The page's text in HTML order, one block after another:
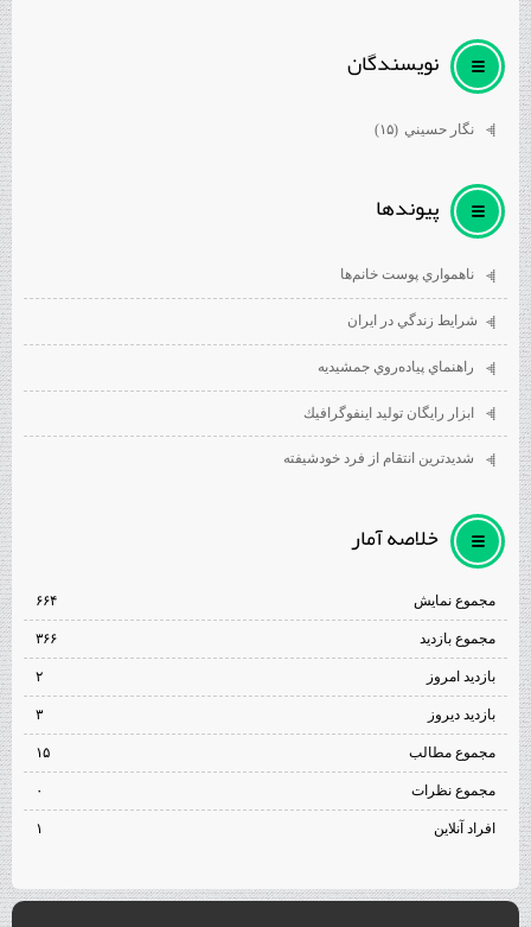
نويسندگان
نگار حسيني(۱۵)
پيوندها
ناهمواري پوست خانم‌ها
شرايط زندگي در ايران
راهنماي پياده‌روي جمشيديه
ابزار رايگان توليد اينفوگرافيك
شديدترين انتقام از فرد خودشيفته
خلاصه آمار
مجموع نمایش‌ ۶۶۴
مجموع بازدید ۳۶۶
بازدید امروز
بازدید دیروز
مجموع مطالب
مجموع نظرات
افراد آنلاین